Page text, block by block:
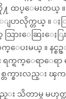
ထပ္ေမးတယ္ ။
ျပာလိုက္တယ္ ။ ႏ
သြားေဆြးေႏ
ပးမယ္ ။ နင္စဥ္
က္ရက္ေရာေရာ
စားလည္း ၾကက္သ
း သိတာမွ မဟုတ္